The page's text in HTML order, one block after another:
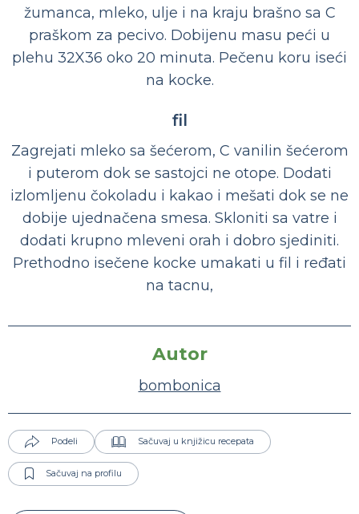
žumanca, mleko, ulje i na kraju brašno sa C
praškom za pecivo. Dobijenu masu peći u
plehu 32X36 oko 20 minuta. Pečenu koru iseći
na kocke.
fil
Zagrejati mleko sa šećerom, C vanilin šećerom
i puterom dok se sastojci ne otope. Dodati
izlomljenu čokoladu i kakao i mešati dok se ne
dobije ujednačena smesa. Skloniti sa vatre i
dodati krupno mleveni orah i dobro sjediniti.
Prethodno isečene kocke umakati u fil i ređati
na tacnu,
Autor
bombonica
Podeli Sačuvaj u knjižicu recepata
Sačuvaj na profilu